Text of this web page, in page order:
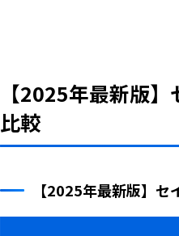
【2025年最新版
比較
【2025年最新版】